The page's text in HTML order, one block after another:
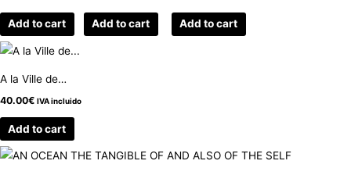
Add to cart Add to cart Add to cart
A la Ville de…
40.00€ IVA incluido
Add to cart